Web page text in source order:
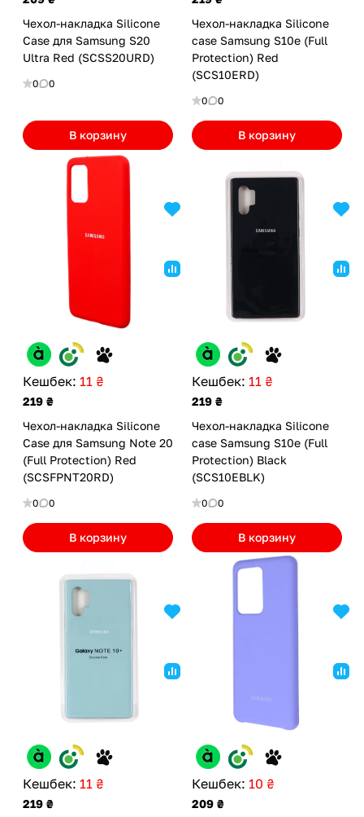
Чехол-накладка Silicone
Case для Samsung S20
Ultra Red (SCSS20URD)
0 0
В корзину
Чехол-накладка Silicone
case Samsung S10e (Full
Protection) Red
(SCS10ERD)
0 0
В корзину
Кешбек: 11 ₴
219 ₴
Чехол-накладка Silicone
Case для Samsung Note 20
(Full Protection) Red
(SCSFPNT20RD)
0 0
В корзину
Кешбек: 11 ₴
219 ₴
Чехол-накладка Silicone
case Samsung S10e (Full
Protection) Black
(SCS10EBLK)
0 0
В корзину
Кешбек: 11 ₴
219 ₴
Кешбек: 10 ₴
209 ₴